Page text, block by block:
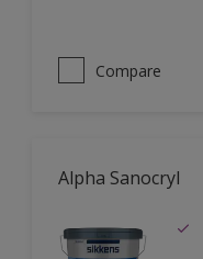
Compare
Alpha Sanocryl